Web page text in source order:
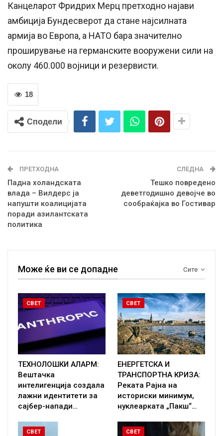
Канцеларот Фридрих Мерц претходно најави
амбиција Бундесверот да стане најсилната
армија во Европа, а НАТО бара значително
проширување на германските вооружени сили на
околу 460.000 војници и резервисти.
18
Сподели
ПРЕТХОДНА
Падна холандската
влада – Вилдерс ја
напушти коалицијата
поради азилантската
политика
СЛЕДНА
Тешко повредено
деветгодишно девојче во
сообраќајка во Гостивар
Сите
Може ќе ви се допадне
СВЕТ
ТЕХНОЛОШКИ АЛАРМ:
Вештачка
интелигенција создала
лажни идентитети за
сајбер-напади…
СВЕТ
ЕНЕРГЕТСКА И
ТРАНСПОРТНА КРИЗА:
Реката Рајна на
историски минимум,
нуклеарката „Пакш“…
СВЕТ СВЕТ